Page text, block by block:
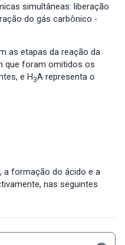
simultâneas: liberação
do gás carbônico -
as etapas da reação da
que foram omitidos os
e H 3A representa o
a formação do ácido e a
nas seguintes